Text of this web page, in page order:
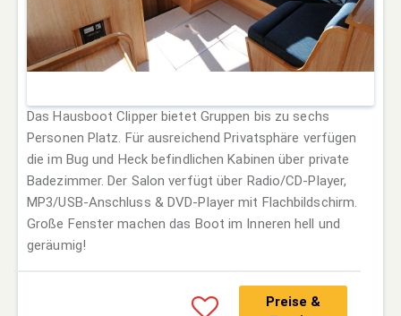
Das Hausboot Clipper bietet Gruppen bis zu sechs
Personen Platz. Für ausreichend Privatsphäre verfügen
die im Bug und Heck befindlichen Kabinen über private
Badezimmer. Der Salon verfügt über Radio/CD-Player,
MP3/USB-Anschluss & DVD-Player mit Flachbildschirm.
Große Fenster machen das Boot im Inneren hell und
geräumig!
Preise &